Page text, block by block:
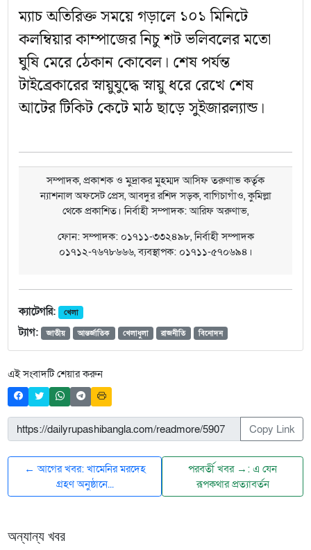
ম্যাচ অতিরিক্ত সময়ে গড়ালে ১০১ মিনিটে
কলম্বিয়ার কাম্পাজের নিচু শট ভলিবলের মতো
ঘুষি মেরে ঠেকান কোবেল। শেষ পর্যন্ত
টাইব্রেকারের স্নায়ুযুদ্ধে স্নায়ু ধরে রেখে শেষ
আটের টিকিট কেটে মাঠ ছাড়ে সুইজারল্যান্ড।
সম্পাদক, প্রকাশক ও মুদ্রাকর মুহম্মদ আসিফ তরুণাভ কর্তৃক
ন্যাশনাল অফসেট প্রেস, আবদুর রশিদ সড়ক, বাগিচাগাঁও, কুমিল্লা
থেকে প্রকাশিত। নির্বাহী সম্পাদক: আরিফ অরুণাভ,
ফোন: সম্পাদক: ০১৭১১-৩৩২৪৯৮, নির্বাহী সম্পাদক
০১৭১২-৭৬৭৮৬৬৬, ব্যবস্থাপক: ০১৭১১-৫৭০৬৯৪।
ক্যাটেগরি: খেলা
ট্যাগ: জাতীয় আন্তর্জাতিক খেলাধুলা রাজনীতি বিনোদন
এই সংবাদটি শেয়ার করুন
Copy Link
← আগের খবর: খামেনির মরদেহ
গ্রহণ অনুষ্ঠানে...
পরবর্তী খবর →: এ যেন
রূপকথার প্রত‌্যাবর্তন
অন্যান্য খবর